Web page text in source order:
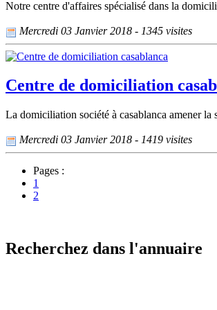
Notre centre d'affaires spécialisé dans la
Mercredi 03 Janvier 2018 - 1345 visites
Centre de domiciliation
La domiciliation société à casablanca amener la
Mercredi 03 Janvier 2018 - 1419 visites
Pages :
1
2
Recherchez dans l'annuaire